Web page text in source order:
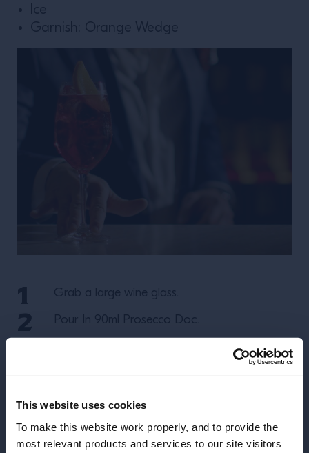
This website uses cookies
To make this website work properly, and to provide the
most relevant products and services to our site visitors
Ice
Garnish: Orange Wedge
Grab a large wine glass.
Pour In 90ml Prosecco Doc.
Splash 30ml Soda Water.
Fill with large cubed ice.
Garnish with a large orange wedge.